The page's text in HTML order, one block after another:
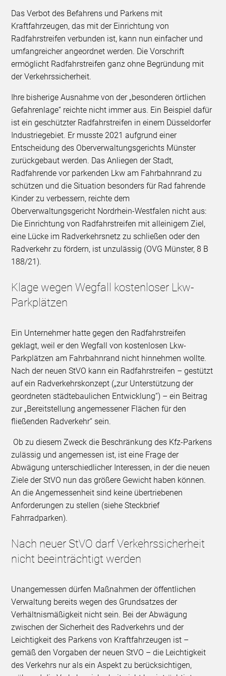
Das Verbot des Befahrens und Parkens mit
Kraftfahrzeugen, das mit der Einrichtung von
Radfahrstreifen verbunden ist, kann nun einfacher und
umfangreicher angeordnet werden. Die Vorschrift
ermöglicht Radfahrstreifen ganz ohne Begründung mit
der Verkehrssicherheit.
Ihre bisherige Ausnahme von der „besonderen örtlichen
Gefahrenlage“ reichte nicht immer aus. Ein Beispiel dafür
ist ein geschützter Radfahrstreifen in einem Düsseldorfer
Industriegebiet. Er musste 2021 aufgrund einer
Entscheidung des Oberverwaltungsgerichts Münster
zurückgebaut werden. Das Anliegen der Stadt,
Radfahrende vor parkenden Lkw am Fahrbahnrand zu
schützen und die Situation besonders für Rad fahrende
Kinder zu verbessern, reichte dem
Oberverwaltungsgericht Nordrhein-Westfalen nicht aus:
Die Einrichtung von Radfahrstreifen mit alleinigem Ziel,
eine Lücke im Radverkehrsnetz zu schließen oder den
Radverkehr zu fördern, ist unzulässig (OVG Münster, 8 B
188/21).
Klage wegen Wegfall kostenloser Lkw-
Parkplätzen
Ein Unternehmer hatte gegen den Radfahrstreifen
geklagt, weil er den Wegfall von kostenlosen Lkw-
Parkplätzen am Fahrbahnrand nicht hinnehmen wollte.
Nach der neuen StVO kann ein Radfahrstreifen – gestützt
auf ein Radverkehrskonzept („zur Unterstützung der
geordneten städtebaulichen Entwicklung“) – ein Beitrag
zur „Bereitstellung angemessener Flächen für den
fließenden Radverkehr“ sein.
Ob zu diesem Zweck die Beschränkung des Kfz-Parkens
zulässig und angemessen ist, ist eine Frage der
Abwägung unterschiedlicher Interessen, in der die neuen
Ziele der StVO nun das größere Gewicht haben können.
An die Angemessenheit sind keine übertriebenen
Anforderungen zu stellen (siehe Steckbrief
Fahrradparken).
Nach neuer StVO darf Verkehrssicherheit
nicht beeinträchtigt werden
Unangemessen dürfen Maßnahmen der öffentlichen
Verwaltung bereits wegen des Grundsatzes der
Verhältnismäßigkeit nicht sein. Bei der Abwägung
zwischen der Sicherheit des Radverkehrs und der
Leichtigkeit des Parkens von Kraftfahrzeugen ist –
gemäß den Vorgaben der neuen StVO – die Leichtigkeit
des Verkehrs nur als ein Aspekt zu berücksichtigen,